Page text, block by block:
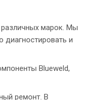
марок. Мы
диагностировать и
Blueweld,
ремонт. В